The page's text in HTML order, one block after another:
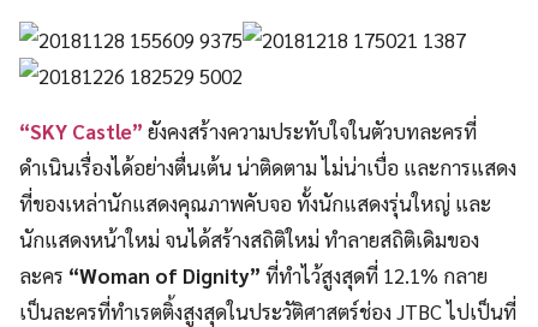
“SKY Castle” ยังคงสร้างความประทับใจในตัวบทละครที่
ดำเนินเรื่องได้อย่างตื่นเต้น น่าติดตาม ไม่น่าเบื่อ และการแสดง
ที่ของเหล่านักแสดงคุณภาพคับจอ ทั้งนักแสดงรุ่นใหญ่ และ
นักแสดงหน้าใหม่ จนได้สร้างสถิติใหม่ ทำลายสถิติเดิมของ
ละคร “Woman of Dignity” ที่ทำไว้สูงสุดที่ 12.1% กลาย
เป็นละครที่ทำเรตติ้งสูงสุดในประวัติศาสตร์ช่อง JTBC ไปเป็นที่